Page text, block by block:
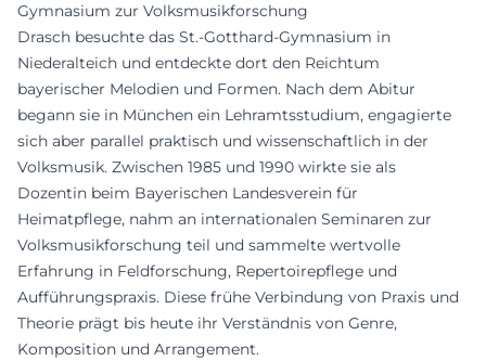
Gymnasium zur Volksmusikforschung
Drasch besuchte das St.-Gotthard-Gymnasium in
Niederalteich und entdeckte dort den Reichtum
bayerischer Melodien und Formen. Nach dem Abitur
begann sie in München ein Lehramtsstudium, engagierte
sich aber parallel praktisch und wissenschaftlich in der
Volksmusik. Zwischen 1985 und 1990 wirkte sie als
Dozentin beim Bayerischen Landesverein für
Heimatpflege, nahm an internationalen Seminaren zur
Volksmusikforschung teil und sammelte wertvolle
Erfahrung in Feldforschung, Repertoirepflege und
Aufführungspraxis. Diese frühe Verbindung von Praxis und
Theorie prägt bis heute ihr Verständnis von Genre,
Komposition und Arrangement.